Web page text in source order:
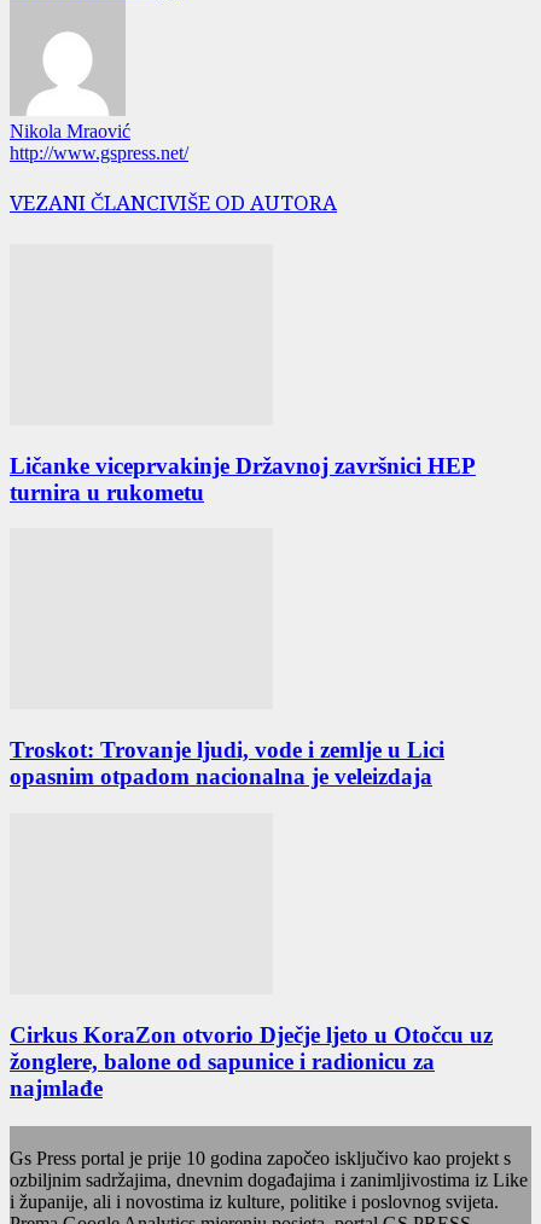
Nikola Mraović
http://www.gspress.net/
VEZANI ČLANCIVIŠE OD AUTORA
Ličanke viceprvakinje Državnoj završnici HEP
turnira u rukometu
Troskot: Trovanje ljudi, vode i zemlje u Lici
opasnim otpadom nacionalna je veleizdaja
Cirkus KoraZon otvorio Dječje ljeto u Otočcu uz
žonglere, balone od sapunice i radionicu za
najmlađe
Gs Press portal je prije 10 godina započeo isključivo kao projekt s
ozbiljnim sadržajima, dnevnim događajima i zanimljivostima iz Like
i županije, ali i novostima iz kulture, politike i poslovnog svijeta.